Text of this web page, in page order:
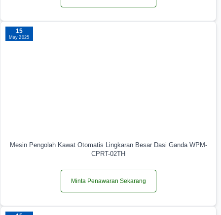
15
May 2025
Mesin Pengolah Kawat Otomatis Lingkaran Besar Dasi Ganda WPM-
CPRT-02TH
Minta Penawaran Sekarang